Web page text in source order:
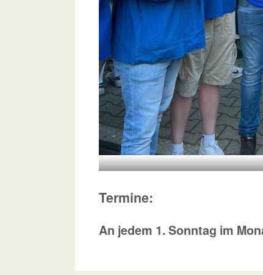
Termine:
An jedem 1. Sonntag im